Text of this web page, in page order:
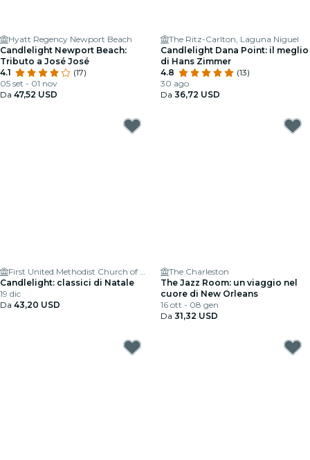
Hyatt Regency Newport Beach
Candlelight Newport Beach:
Tributo a José José
4.1
(17)
05 set - 01 nov
Da 47,52 USD
The Ritz-Carlton, Laguna Niguel
Candlelight Dana Point: il meglio
di Hans Zimmer
4.8
(13)
30 ago
Da 36,72 USD
First United Methodist Church of Costa Mesa
Candlelight: classici di Natale
19 dic
Da 43,20 USD
The Charleston
The Jazz Room: un viaggio nel
cuore di New Orleans
16 ott - 08 gen
Da 31,32 USD